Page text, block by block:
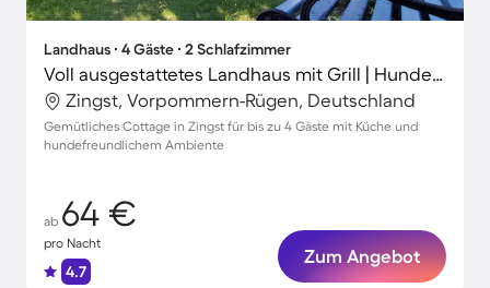
Landhaus ∙ 4 Gäste ∙ 2 Schlafzimmer
Voll ausgestattetes Landhaus mit Grill | Hunde erlaubt
Zingst, Vorpommern-Rügen, Deutschland
Gemütliches Cottage in Zingst für bis zu 4 Gäste mit Küche und
hundefreundlichem Ambiente
ab 64 €
pro Nacht
4.7
Zum Angebot